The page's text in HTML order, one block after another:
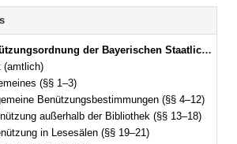
Staatlichen Bibliotheken (ABOB) Vom 18. August 1993 (GVBl. S. 635) BayRS 2240-3-WK (§§ 1–28)
(amtlich)
(§§ 1–3)
Benützungsbestimmungen (§§ 4–12)
außerhalb der Bibliothek (§§ 13–18)
in Lesesälen (§§ 19–21)